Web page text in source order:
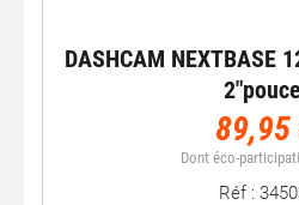
DASHCAM NEXTBASE
89,95
Dont éco-
Réf :